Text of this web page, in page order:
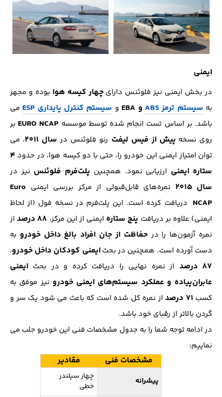
ایمنی
در بخش ایمنی نیز فلوئنس دارایچهار کیسه هوا بوده و مجهز
به سیستم ترمز ABS و EBA و سیستم کنترل پایداری ESP
می
باشد. بر اساس تست انجام شده توسط موسسه EURO NCAP بر
روی نسخه پیش از فیس لیفت رنو فلوئنس در سال 2011
، می
توان امتیاز ایمنی این خودرو را، حتی با دو کیسه هوا، در حدود 4
ستاره ایمنی ارزیابی نمود. همچنین پلت‌فرم فلوئنس نیز در
سال 2015 نمره‌های قابل‌قبولی از مرکز بررسی ایمنی Euro
NCAP دریافت کرده است. این پلت‌فرم در نسخه فول (از لحاظ
ایمنی) علاوه بر دریافت پنج ستاره ایمنی از این مرکز، 88 درصد
از
نمره آزمون‌ها را درحفاظت از جان افراد بالغ داخل خودرو به
دست آورده است. همچنین در بحثایمنی کودکان داخل خودرو،
87 درصد از نمره نهایی را دریافت کرده و در بحث ایمنی
عابران‌پیاده و عملکرد سیستم‌های ایمنی خودرو نیز موفق به
کسب 71 درصد
از نمره کل شده است که باعث می شود یک سر و
گردن بالاتر از رقبای خود باشد.
در ادامه توجه شما را به جدول مشخصات فنی این خودرو جلب می
نماییم:
مشخصات فنی مقادیر
پیشرانه
چهار سیلندر
خطی